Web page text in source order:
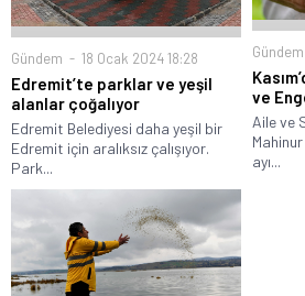
Gündem 18 Ocak 2024 18:28
Edremit’te parklar ve yeşil
alanlar çoğalıyor
Edremit Belediyesi daha yeşil bir
Edremit için aralıksız çalışıyor.
Park...
Gündem
ve
Aile ve
ayı...